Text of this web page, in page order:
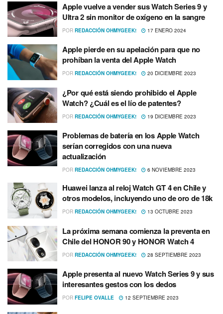
Apple vuelve a vender sus Watch Series 9 y
Ultra 2 sin monitor de oxígeno en la sangre
POR REDACCIÓN OHMYGEEK! 17 ENERO 2024
Apple pierde en su apelación para que no
prohíban la venta del Apple Watch
POR REDACCIÓN OHMYGEEK! 20 DICIEMBRE 2023
¿Por qué está siendo prohibido el Apple
Watch? ¿Cuál es el lío de patentes?
POR REDACCIÓN OHMYGEEK! 19 DICIEMBRE 2023
Problemas de batería en los Apple Watch
serían corregidos con una nueva
actualización
POR REDACCIÓN OHMYGEEK! 6 NOVIEMBRE 2023
Huawei lanza al reloj Watch GT 4 en Chile y
otros modelos, incluyendo uno de oro de 18k
POR REDACCIÓN OHMYGEEK! 13 OCTUBRE 2023
La próxima semana comienza la preventa en
Chile del HONOR 90 y HONOR Watch 4
POR REDACCIÓN OHMYGEEK! 28 SEPTIEMBRE 2023
Apple presenta al nuevo Watch Series 9 y sus
interesantes gestos con los dedos
POR FELIPE OVALLE 12 SEPTIEMBRE 2023